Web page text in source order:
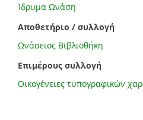
Ίδρυμα Ωνάση
Αποθετήριο / συλλογή
Ωνάσειος Βιβλιοθήκη
Επιμέρους συλλογή
Οικογένειες τυπογραφικών